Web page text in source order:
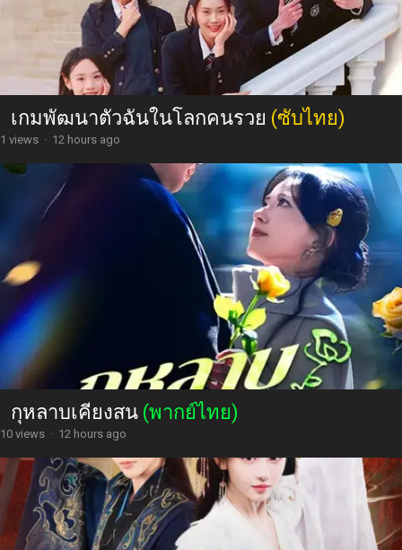
เกมพัฒนาตัวฉันในโลกคนรวย (ซับไทย)
1 views · 12 hours ago
กุหลาบเคียงสน (พากย์ไทย)
10 views · 12 hours ago